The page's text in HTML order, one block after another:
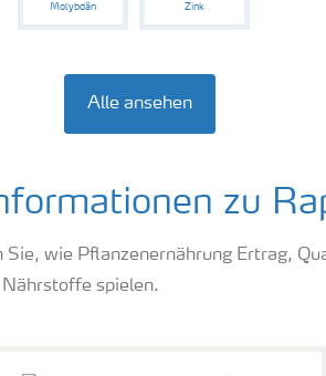
Molybdän Zink
Alle ansehen
zu
wie Pflanzenernährung Ertrag,
spielen.